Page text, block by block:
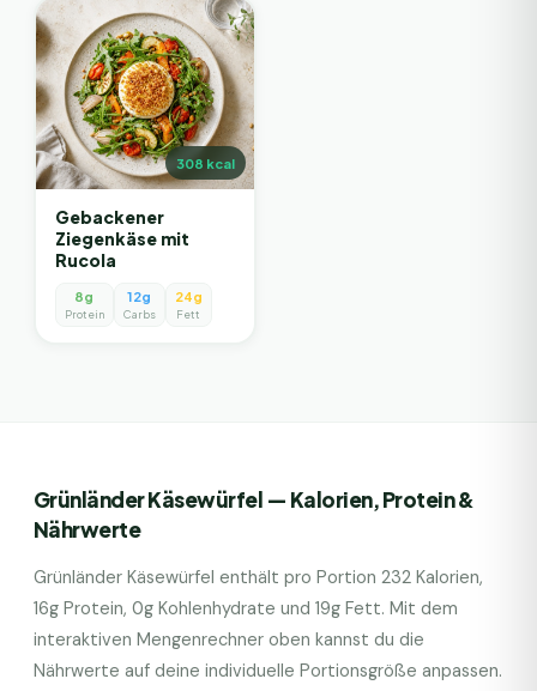
308 kcal
Gebackener
Ziegenkäse mit
Rucola
8g
Protein
12g
Carbs
24g
Fett
Grünländer Käsewürfel — Kalorien, Protein &
Nährwerte
Grünländer Käsewürfel enthält pro Portion 232 Kalorien,
16g Protein, 0g Kohlenhydrate und 19g Fett. Mit dem
interaktiven Mengenrechner oben kannst du die
Nährwerte auf deine individuelle Portionsgröße anpassen.